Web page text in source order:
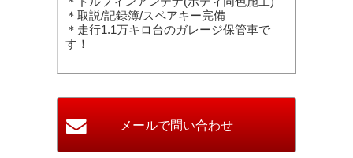
＊取説/記録簿/スペアキー完備
＊走行1.1万キロ台のガレージ保管車で
す！